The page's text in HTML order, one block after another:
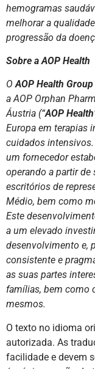
hemogramas
melhorar a
progressão da
Sobre a AOP Health
OAOP Health Group
a AOP Orphan
Áustria (“AOP Health
Europa em terapias
cuidados
um fornecedor
operando a partir de
escritórios de
Médio, bem como
Este
a um elevado
desenvolvimento e,
consistente e
as suas partes
famílias, bem como
mesmos.
O texto no idioma
autorizada. As
facilidade e devem